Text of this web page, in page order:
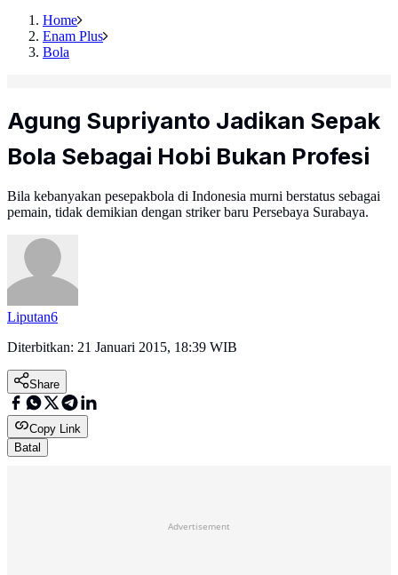
Home
Enam Plus
Bola
Agung Supriyanto Jadikan Sepak
Bola Sebagai Hobi Bukan Profesi
Bila kebanyakan pesepakbola di Indonesia murni berstatus sebagai
pemain, tidak demikian dengan striker baru Persebaya Surabaya.
Liputan6
Diterbitkan: 21 Januari 2015, 18:39 WIB
Share
Copy Link
Batal
Advertisement